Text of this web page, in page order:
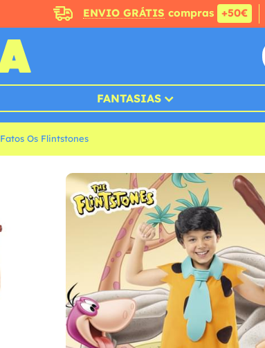
ENVIO GRÁTIS compras +50€
FANTASIAS
Fatos Os Flintstones